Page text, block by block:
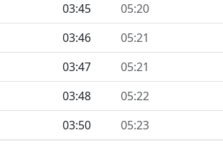
03:45 05:20
03:46 05:21
03:47 05:21
03:48 05:22
03:50 05:23